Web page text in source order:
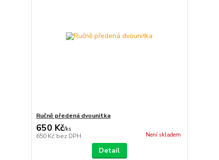
Ručně předená dvounitka
650 Kč/ks
650 Kč bez DPH Není skladem
Detail